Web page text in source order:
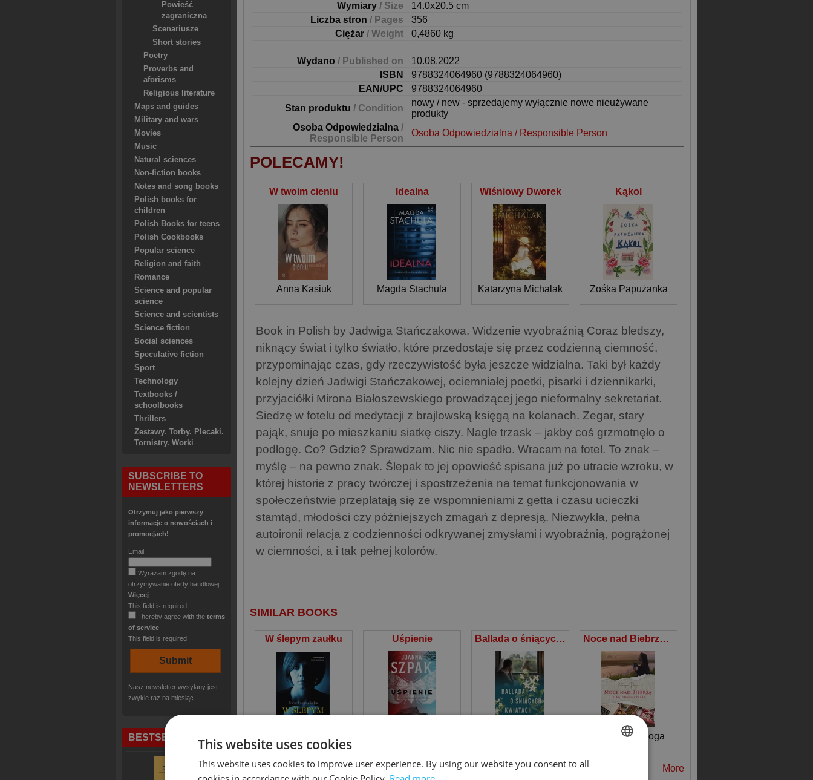
Powieść
zagraniczna
Scenariusze
Short stories
Poetry
Proverbs and
aforisms
Religious literature
Maps and guides
Military and wars
Movies
Music
Natural sciences
Non-fiction books
Notes and song books
Polish books for
children
Polish Books for teens
Polish Cookbooks
Popular science
Religion and faith
Romance
Science and popular
science
Science and scientists
Science fiction
Social sciences
Speculative fiction
Sport
Technology
Textbooks /
schoolbooks
Thrillers
Zestawy. Torby. Plecaki.
Tornistry. Worki
SUBSCRIBE TO
NEWSLETTERS
Otrzymuj jako pierwszy
informacje o nowościach i
promocjach!
Email:
Wyrażam zgodę na
otrzymywanie oferty handlowej.
Więcej
This field is required
I hereby agree with the terms
of service
This field is required
Nasz newsletter wysyłany jest
zwykle raz na miesiąc.
BESTSELLERS
Wymiary / Size
14.0x20.5 cm
Liczba stron / Pages
356
Ciężar / Weight 0,4860 kg
Wydano / Published on
10.08.2022
ISBN
9788324064960 (9788324064960)
EAN/UPC
9788324064960
Stan produktu / Condition
nowy / new - sprzedajemy wyłącznie nowe nieużywane
produkty
Osoba Odpowiedzialna /
Responsible Person
Osoba Odpowiedzialna / Responsible Person
POLECAMY!
W twoim cieniu
Anna Kasiuk
Idealna
Magda Stachula
Wiśniowy Dworek
Katarzyna Michalak
Kąkol
Zośka Papużanka
Book in Polish by Jadwiga Stańczakowa. Widzenie wyobraźnią Coraz bledszy,
niknący świat i tylko światło, które przedostaje się przez codzienną ciemność,
przypominając czas, gdy rzeczywistość była jeszcze widzialna. Taki był każdy
kolejny dzień Jadwigi Stańczakowej, ociemniałej poetki, pisarki i dziennikarki,
przyjaciółki Mirona Białoszewskiego prowadzącej jego nieformalny sekretariat.
Siedzę w fotelu od medytacji z brajlowską księgą na kolanach. Zegar, stary
pająk, snuje po mieszkaniu siatkę ciszy. Nagle trzask – jakby coś grzmotnęło o
podłogę. Co? Gdzie? Sprawdzam. Nic nie spadło. Wracam na fotel. To znak –
myślę – na pewno znak. Ślepak to jej opowieść spisana już po utracie wzroku, w
której historie z pracy twórczej i spostrzeżenia na temat funkcjonowania w
społeczeństwie przeplatają się ze wspomnieniami z getta i czasu ucieczki
stamtąd, młodości czy późniejszych zmagań z depresją. Niezwykła, pełna
autoironii relacja z codzienności odkrywanej zmysłami i wyobraźnią, pogrążonej
w ciemności, a i tak pełnej kolorów.
SIMILAR BOOKS
W ślepym zaułku Uśpienie Ballada o śniących kwiatach Noce nad Biebrzą Lilka, bagna i ptaki
Katarzyna Droga
More
This website uses cookies
This website uses cookies to improve user experience. By using our website you consent to all